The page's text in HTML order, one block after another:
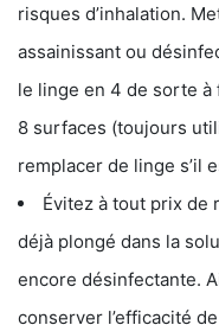
risques d’inhalation.
assainissant ou
le linge en 4 de sorte
8 surfaces (toujours
remplacer de linge s’il
Évitez à tout prix de
déjà plongé dans la
encore désinfectante.
conserver l’efficacité